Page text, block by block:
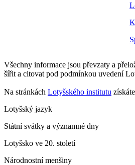
Všechny informace jsou převzaty a
šířit a citovat pod podmínkou uvedení
Na stránkách Lotyšského institutu
Lotyšský jazyk
Státní svátky a významné dny
Lotyšsko ve 20. století
Národnostní menšiny